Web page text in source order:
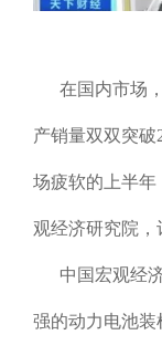
在国内市场，
产销量双双突破
场疲软的上半年
观经济研究院，
中国宏观经济
强的动力电池